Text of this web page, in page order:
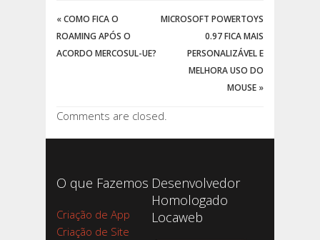
«COMO FICA O
ROAMING APÓS O
ACORDO MERCOSUL-UE?
MICROSOFT POWERTOYS
0.97 FICA MAIS
PERSONALIZÁVEL E
MELHORA USO DO
MOUSE »
Comments are closed.
O que Fazemos
Criação de App
Criação de Site
Desenvolvedor
Homologado
Locaweb